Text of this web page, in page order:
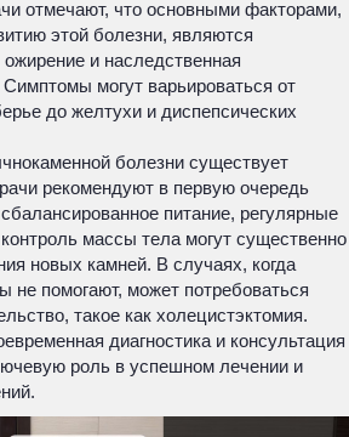
отмечают, что основными факторами,
этой болезни, являются
и наследственная
могут варьироваться от
до желтухи и диспепсических
болезни существует
рекомендуют в первую очередь
питание, регулярные
массы тела могут существенно
новых камней. В случаях, когда
не помогают, может потребоваться
такое как холецистэктомия.
диагностика и консультация
роль в успешном лечении и